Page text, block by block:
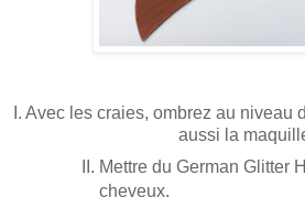
I. Avec les craies, ombrez au niveau
aussi la
Mettre du German Glitter
cheveux.